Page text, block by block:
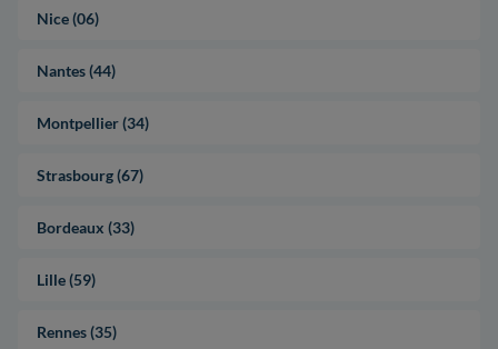
Nice (06)
Nantes (44)
Montpellier (34)
Strasbourg (67)
Bordeaux (33)
Lille (59)
Rennes (35)